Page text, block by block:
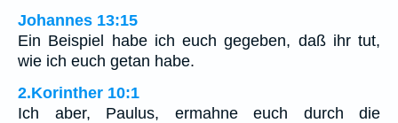
Johannes 13:15
Ein Beispiel habe ich euch gegeben, daß ihr tut,
wie ich euch getan habe.
2.Korinther 10:1
Ich aber, Paulus, ermahne euch durch die